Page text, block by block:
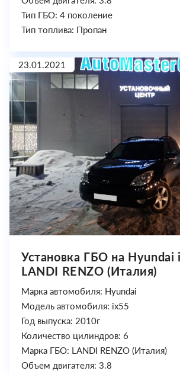
Тип ГБО: 4 поколение
Тип топлива: Пропан
23.01.2021
Установка ГБО на Hyundai
LANDI RENZO (Италия)
Марка автомобиля: Hyundai
Модель автомобиля: ix55
Год выпуска: 2010г
Количество цилиндров: 6
Марка ГБО: LANDI RENZO (Италия)
Объем двигателя: 3.8